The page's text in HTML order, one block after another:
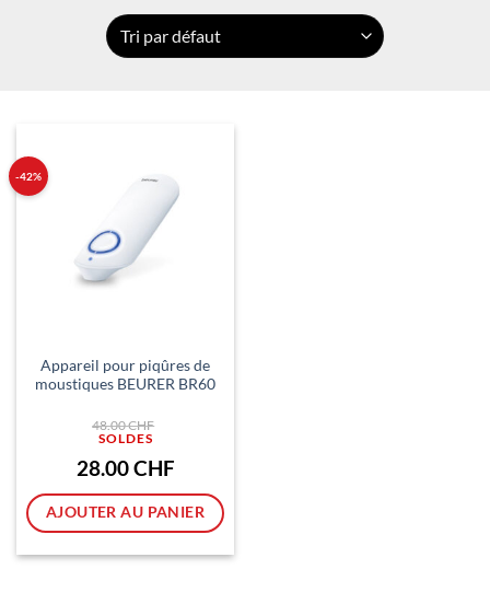
-42%
Appareil pour piqûres de
moustiques BEURER BR60
48.00CHF
était :
48.00 CHF.
28.00CHFLe
actuel
est :
28.00 CHF.
AJOUTER AU PANIER